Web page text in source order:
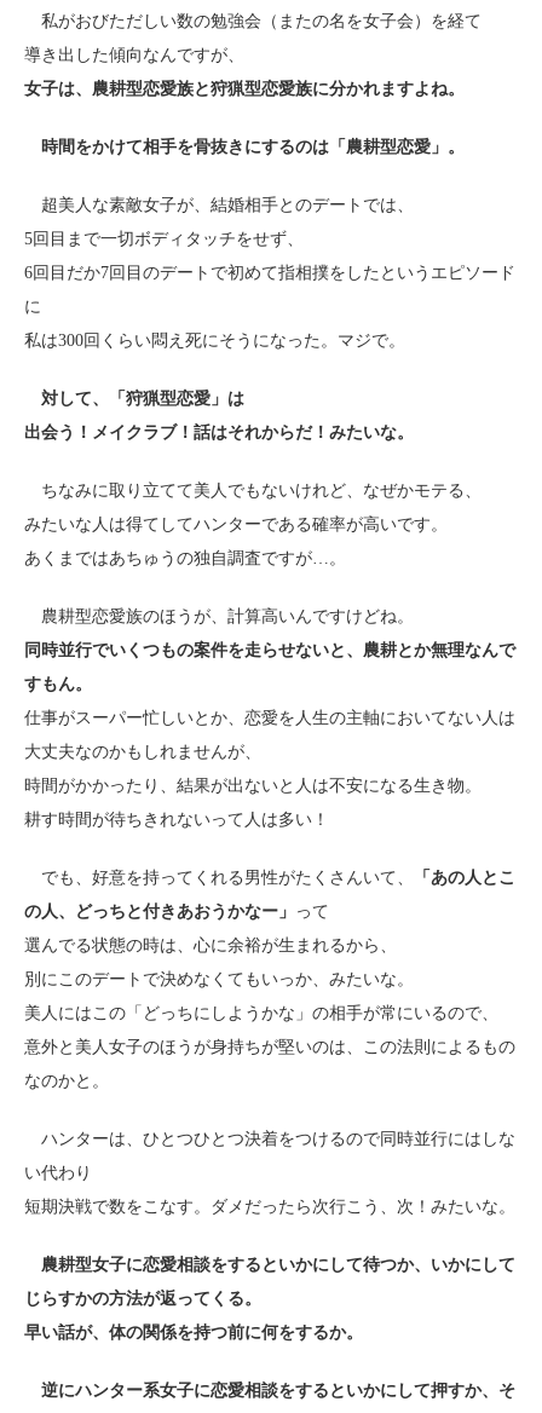
私がおびただしい数の勉強会（またの名を女子会）を経て
導き出した傾向なんですが、
女子は、農耕型恋愛族と狩猟型恋愛族に分かれますよね。
時間をかけて相手を骨抜きにするのは「農耕型恋愛」。
超美人な素敵女子が、結婚相手とのデートでは、
5回目まで一切ボディタッチをせず、
6回目だか7回目のデートで初めて指相撲をしたというエピソード
に
私は300回くらい悶え死にそうになった。マジで。
対して、「狩猟型恋愛」は
出会う！メイクラブ！話はそれからだ！みたいな。
ちなみに取り立てて美人でもないけれど、なぜかモテる、
みたいな人は得てしてハンターである確率が高いです。
あくまではあちゅうの独自調査ですが…。
農耕型恋愛族のほうが、計算高いんですけどね。
同時並行でいくつもの案件を走らせないと、農耕とか無理なんで
すもん。
仕事がスーパー忙しいとか、恋愛を人生の主軸においてない人は
大丈夫なのかもしれませんが、
時間がかかったり、結果が出ないと人は不安になる生き物。
耕す時間が待ちきれないって人は多い！
でも、好意を持ってくれる男性がたくさんいて、
「あの人とこ
の人、どっちと付きあおうかなー」 って
選んでる状態の時は、心に余裕が生まれるから、
別にこのデートで決めなくてもいっか、みたいな。
美人にはこの「どっちにしようかな」の相手が常にいるので、
意外と美人女子のほうが身持ちが堅いのは、この法則によるもの
なのかと。
ハンターは、ひとつひとつ決着をつけるので同時並行にはしな
い代わり
短期決戦で数をこなす。ダメだったら次行こう、次！みたいな。
農耕型女子に恋愛相談をするといかにして待つか、いかにして
じらすかの方法が返ってくる。
早い話が、体の関係を持つ前に何をするか。
逆にハンター系女子に恋愛相談をするといかにして押すか、そ